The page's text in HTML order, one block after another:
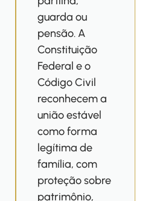
guarda ou
pensão. A
Constituição
Federal e o
Código Civil
reconhecem a
união estável
como forma
legítima de
família, com
proteção sobre
patrimônio,